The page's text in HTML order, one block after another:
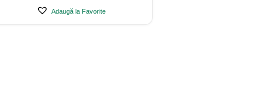
Adaugă la Favorite